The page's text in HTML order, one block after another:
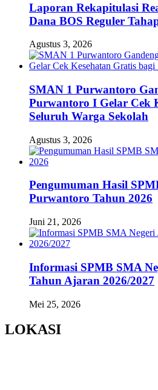
Laporan Rekapitulasi
Dana BOS Reguler
Agustus 3, 2026
SMAN 1 Purwantoro
Purwantoro I Gelar Cek
Seluruh Warga Sekolah
Agustus 3, 2026
Pengumuman Hasil
Purwantoro Tahun 2026
Juni 21, 2026
Informasi SPMB SMA
Tahun Ajaran 2026/2027
Mei 25, 2026
LOKASI